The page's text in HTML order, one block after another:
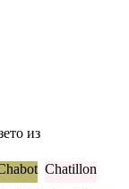
Chatillon
из